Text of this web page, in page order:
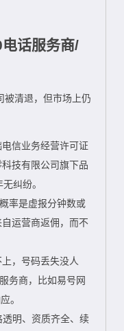
话服务商/
被清退，但市场上仍
信业务经营许可证
技有限公司旗下品
纠纷。
率是虚报分钟数或
运营商返佣，而不
，号码丢失没人
务商，比如易号网
。
明、资质齐全、续